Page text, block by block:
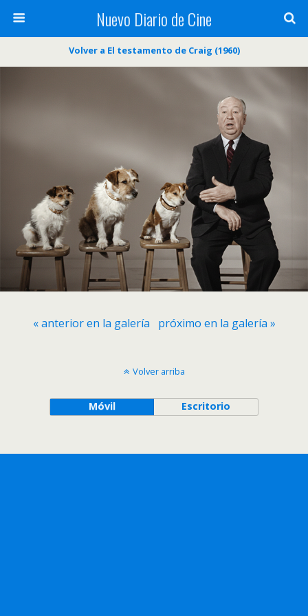
Nuevo Diario de Cine
Volver a El testamento de Craig (1960)
« anterior en la galería próximo en la galería »
Volver arriba
Móvil Escritorio